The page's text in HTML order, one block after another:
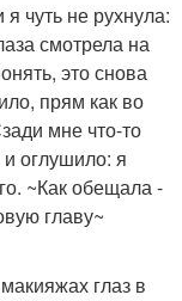
чуть не рухнула:
смотрела на
это снова
прям как во
мне что-то
оглушило: я
~Как обещала -
главу~
глаз в